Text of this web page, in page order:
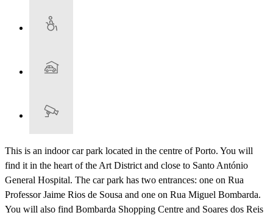
This is an indoor car park located in the centre of Porto. You will
find it in the heart of the Art District and close to Santo António
General Hospital. The car park has two entrances: one on Rua
Professor Jaime Rios de Sousa and one on Rua Miguel Bombarda.
You will also find Bombarda Shopping Centre and Soares dos Reis